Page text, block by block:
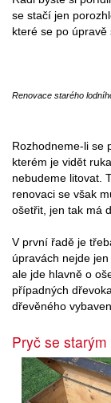
se stačí jen
které se po úpravě
Renovace starého
Rozhodneme-li se
kterém je vidět
nebudeme litovat.
renovaci se však
ošetřit, jen tak má
V první řadě je
úpravách nejde
ale jde hlavně o
případných
dřevěného
Pryč se